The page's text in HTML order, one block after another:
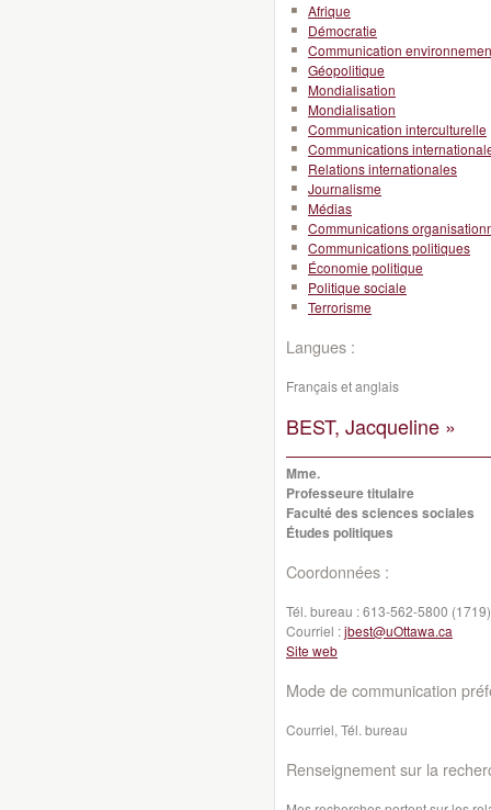
Afrique
Démocratie
Communication
Géopolitique
Mondialisation
Mondialisation
Communication interculturelle
Communications
Relations internationales
Journalisme
Médias
Communications
Communications politiques
Économie politique
Politique sociale
Terrorisme
Langues :
Français et anglais
BEST, Jacqueline »
Mme.
Professeure titulaire
Faculté des sciences sociales
Études politiques
Coordonnées :
Tél. bureau :613-562-5800 (1719)
Courriel :jbest@uOttawa.ca
Site web
Mode de communication
Courriel, Tél. bureau
Renseignement sur la